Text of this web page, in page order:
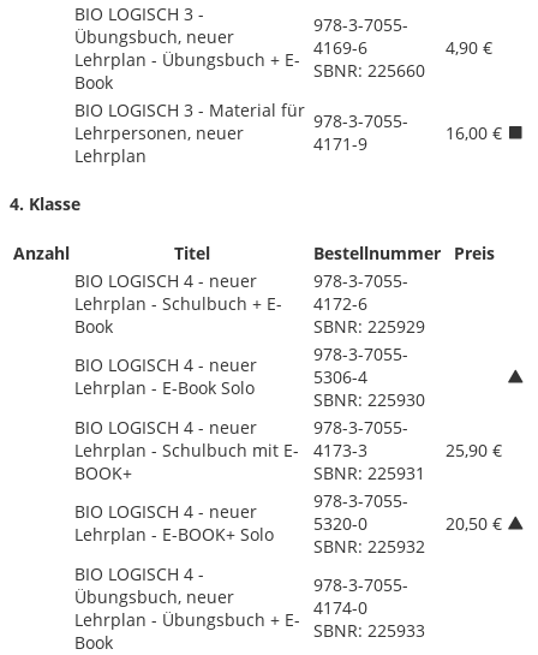
BIO LOGISCH 3 -
Übungsbuch, neuer
Lehrplan - Übungsbuch + E-
Book
978-3-7055-
4169-6
SBNR: 225660
4,90 €
BIO LOGISCH 3 - Material für
Lehrpersonen, neuer
Lehrplan
978-3-7055-
4171-9
16,00 €
4. Klasse
Anzahl Titel Bestellnummer
Preis
BIO LOGISCH 4 - neuer
Lehrplan - Schulbuch + E-
Book
978-3-7055-
4172-6
SBNR: 225929
BIO LOGISCH 4 - neuer
Lehrplan - E-Book Solo
978-3-7055-
5306-4
SBNR: 225930
BIO LOGISCH 4 - neuer
Lehrplan - Schulbuch mit E-
BOOK+
978-3-7055-
4173-3
SBNR: 225931
25,90 €
BIO LOGISCH 4 - neuer
Lehrplan - E-BOOK+ Solo
978-3-7055-
5320-0
SBNR: 225932
20,50 €
BIO LOGISCH 4 -
Übungsbuch, neuer
Lehrplan - Übungsbuch + E-
Book
978-3-7055-
4174-0
SBNR: 225933